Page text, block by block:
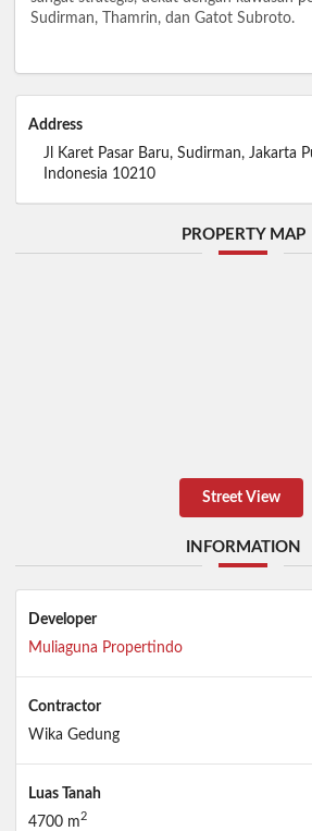
Sudirman, Thamrin, dan Gatot Subroto.
Address
Jl Karet Pasar Baru, Sudirman, Jakarta
Indonesia 10210
PROPERTY MAP
Street View
INFORMATION
Developer
Muliaguna Propertindo
Contractor
Wika Gedung
Luas Tanah
4700 m2